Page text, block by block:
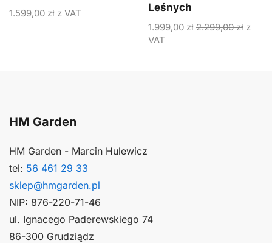
1.599,00 zł z VAT
Leśnych
1.999,00 zł 2.299,00zł z
VAT
HM Garden
HM Garden - Marcin Hulewicz
tel: 56 461 29 33
sklep@hmgarden.pl
NIP: 876-220-71-46
ul. Ignacego Paderewskiego 74
86-300 Grudziądz